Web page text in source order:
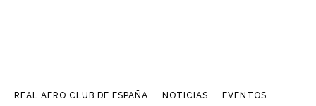
REAL AERO CLUB DE ESPAÑA NOTICIAS EVENTOS